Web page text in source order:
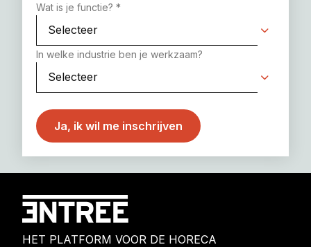
Wat is je functie? *
In welke industrie ben je werkzaam?
HET PLATFORM VOOR DE HORECA